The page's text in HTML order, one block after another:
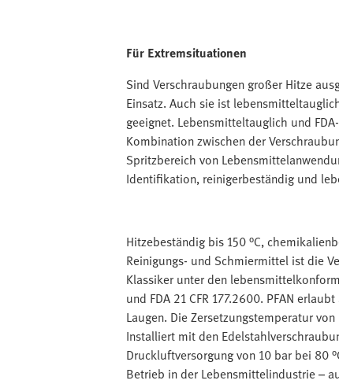
Für Extremsituationen
Sind Verschraubungen großer Hitze
Einsatz. Auch sie ist
geeignet. Lebensmitteltauglich und
Kombination zwischen der
Spritzbereich von
Identifikation, reinigerbeständig und
Hitzebeständig bis 150 °C,
Reinigungs- und Schmiermittel ist die
Klassiker unter den
und FDA 21 CFR 177.2600. PFAN
Laugen. Die Zersetzungstemperatur
Installiert mit den
Druckluftversorgung von 10 bar bei 80
Betrieb in der Lebensmittelindustrie –